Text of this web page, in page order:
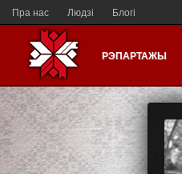
Пра нас Людзі Блогі
РЭПАРТАЖЫ